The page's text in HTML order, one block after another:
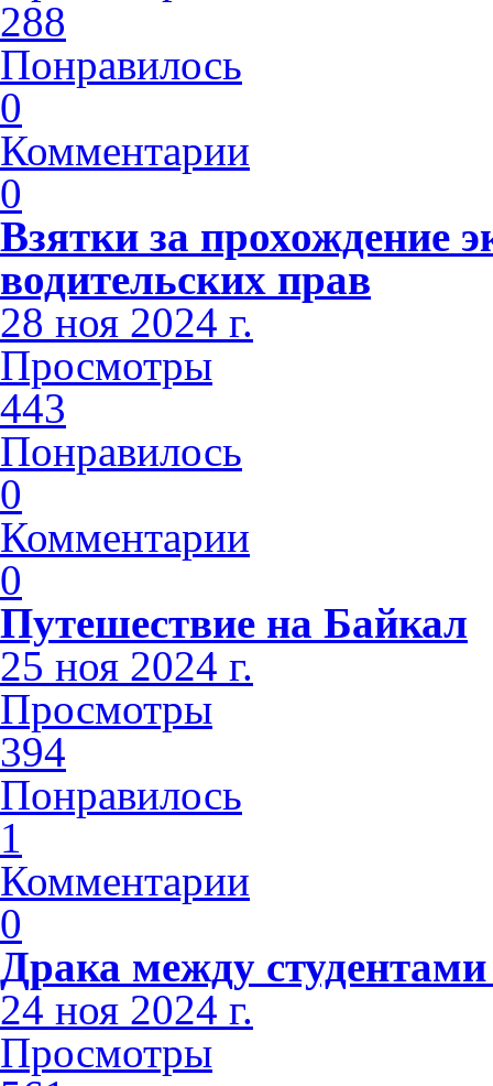
288
Понравилось
0
Комментарии
0
Взятки за прохождение
водительских прав
28 ноя 2024 г.
Просмотры
443
Понравилось
0
Комментарии
0
Путешествие на Байкал
25 ноя 2024 г.
Просмотры
394
Понравилось
1
Комментарии
0
Драка между
24 ноя 2024 г.
Просмотры